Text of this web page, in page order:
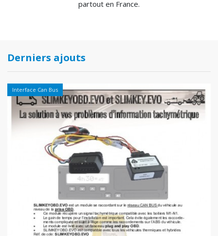
partout en France.
Derniers ajouts
Interface Can Bus